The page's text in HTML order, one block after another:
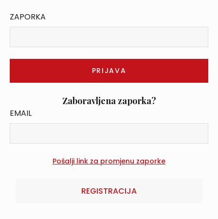
ZAPORKA
Zaboravljena zaporka?
EMAIL
REGISTRACIJA